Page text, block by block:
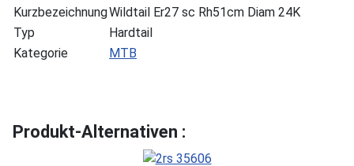
KurzbezeichnungWildtail Er27 sc Rh51cm Diam 24K
Typ
Hardtail
Kategorie
MTB
Produkt-Alternativen :